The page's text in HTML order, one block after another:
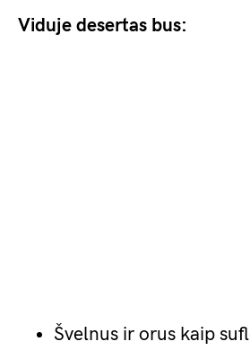
Viduje desertas bus:
Švelnus ir orus kaip